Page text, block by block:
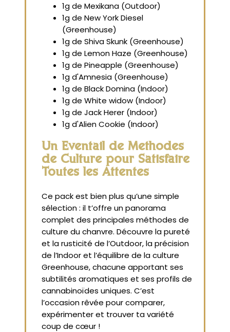
1g de Mexikana (Outdoor)
1g de New York Diesel
(Greenhouse)
1g de Shiva Skunk (Greenhouse)
1g de Lemon Haze (Greenhouse)
1g de Pineapple (Greenhouse)
1g d'Amnesia (Greenhouse)
1g de Black Domina (Indoor)
1g de White widow (Indoor)
1g de Jack Herer (Indoor)
1g d'Alien Cookie (Indoor)
Un Éventail de Méthodes
de Culture pour Satisfaire
Toutes les Attentes
Ce pack est bien plus qu’une simple
sélection : il t’offre un panorama
complet des principales méthodes de
culture du chanvre. Découvre la pureté
et la rusticité de l’Outdoor, la précision
de l’Indoor et l’équilibre de la culture
Greenhouse, chacune apportant ses
subtilités aromatiques et ses profils de
cannabinoïdes uniques. C’est
l’occasion rêvée pour comparer,
expérimenter et trouver ta variété
coup de cœur !